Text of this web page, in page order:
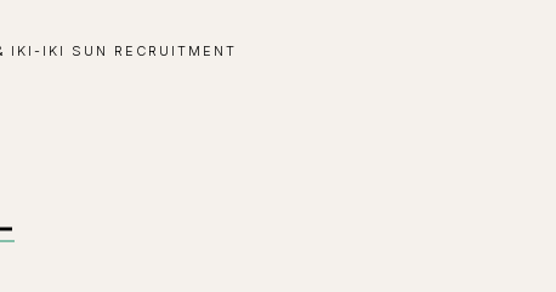
IKI-IKI SUN RECRUITMENT